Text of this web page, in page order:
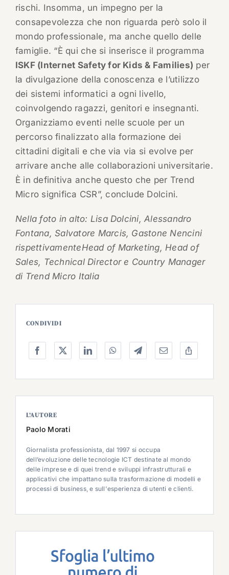
rischi. Insomma, un impegno per la
consapevolezza che non riguarda però solo il
mondo professionale, ma anche quello delle
famiglie. “È qui che si inserisce il programma
ISKF (Internet Safety for Kids & Families) per
la divulgazione della conoscenza e l’utilizzo
dei sistemi informatici a ogni livello,
coinvolgendo ragazzi, genitori e insegnanti.
Organizziamo eventi nelle scuole per un
percorso finalizzato alla formazione dei
cittadini digitali e che via via si evolve per
arrivare anche alle collaborazioni universitarie.
È in definitiva anche questo che per Trend
Micro significa CSR”, conclude Dolcini.
Nella foto in alto: Lisa Dolcini, Alessandro
Fontana, Salvatore Marcis, Gastone Nencini
rispettivamenteHead of Marketing, Head of
Sales, Technical Director e Country Manager
di Trend Micro Italia
CONDIVIDI
L’AUTORE
Paolo Morati
Giornalista professionista, dal 1997 si occupa
dell’evoluzione delle tecnologie ICT destinate al mondo
delle imprese e di quei trend e sviluppi infrastrutturali e
applicativi che impattano sulla trasformazione di modelli e
processi di business, e sull'esperienza di utenti e clienti.